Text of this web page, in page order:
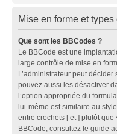
Mise en forme et
Que sont les BBCodes ?
Le BBCode est une
large contrôle de mise en
L’administrateur peut
pouvez aussi les désactiver
l’option appropriée du
lui-même est similaire au
entre crochets [ et ] plutôt que
BBCode, consultez le guide